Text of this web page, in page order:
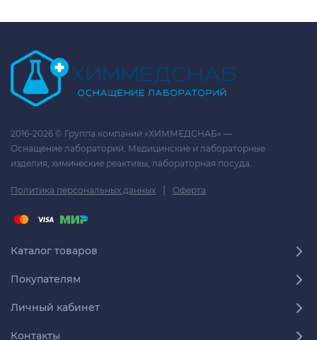
2016-2026 © Группа компаний «ХИММЕДСНАБ» —
Оснащение лабораторий. Медицинские и лабораторные
изделия, химические реактивы, лабораторная посуда.
Политика персональных данных | Оферта
Каталог товаров
Покупателям
Личный кабинет
Контакты